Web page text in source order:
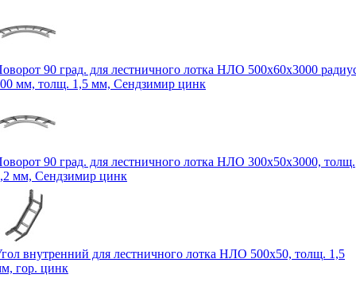
90 град. для лестничного лотка НЛО 500х60х3000
мм, толщ. 1,5 мм, Сендзимир цинк
90 град. для лестничного лотка НЛО 300х50х3000, толщ.
мм, Сендзимир цинк
внутренний для лестничного лотка НЛО 500х50, толщ. 1,5
гор. цинк